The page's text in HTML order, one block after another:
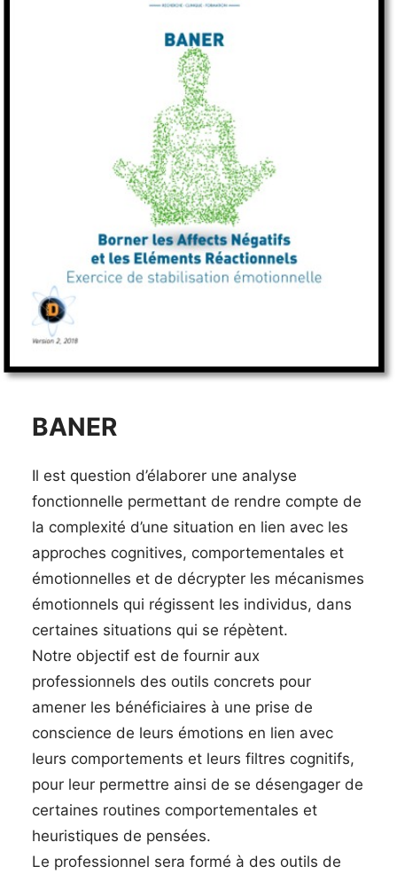
BANER
Il est question d’élaborer une analyse
fonctionnelle permettant de rendre compte de
la complexité d’une situation en lien avec les
approches cognitives, comportementales et
émotionnelles et de décrypter les mécanismes
émotionnels qui régissent les individus, dans
certaines situations qui se répètent.
Notre objectif est de fournir aux
professionnels des outils concrets pour
amener les bénéficiaires à une prise de
conscience de leurs émotions en lien avec
leurs comportements et leurs filtres cognitifs,
pour leur permettre ainsi de se désengager de
certaines routines comportementales et
heuristiques de pensées.
Le professionnel sera formé à des outils de